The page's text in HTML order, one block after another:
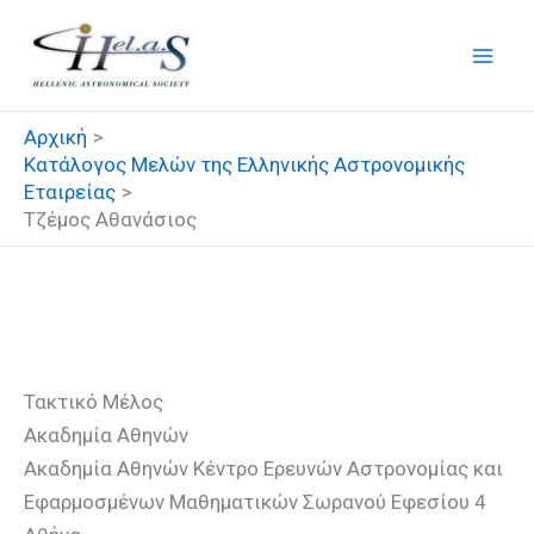
στο
περιεχόμενο
Αρχική
Κατάλογος Μελών της Ελληνικής Αστρονομικής
Εταιρείας
Τζέμος Αθανάσιος
Τακτικό Μέλος
Ακαδημία Αθηνών
Ακαδημία Αθηνών Κέντρο Ερευνών Αστρονομίας και
Εφαρμοσμένων Μαθηματικών Σωρανού Εφεσίου 4